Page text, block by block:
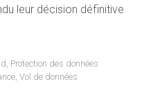
leur décision définitive
Protection des données
Vol de données